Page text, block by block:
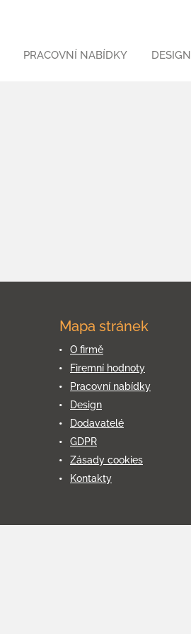
PRACOVNÍ NABÍDKY DESIGN
Mapa stránek
O firmě
Firemní hodnoty
Pracovní nabídky
Design
Dodavatelé
GDPR
Zásady cookies
Kontakty